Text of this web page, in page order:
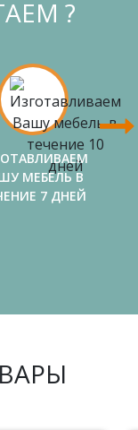
?
МЕБЕЛЬ В
7 ДНЕЙ